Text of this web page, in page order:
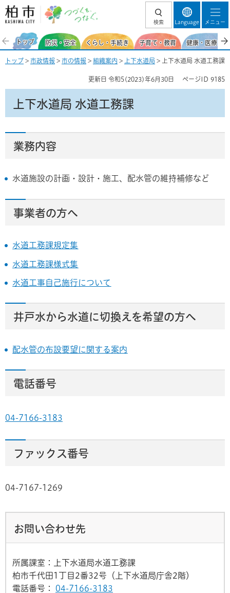
柏市 つづくを、
検索 Language メニュー
トップ 防災・安全 くらし・手続き 子育て・教育 健康・医療・
トップ > 市政情報 > 市の情報 > 組織案内 > 上下水道局 > 上下水道局 水道工務課
更新日 令和5(2023)年6月30日 ページID 9185
上下水道局 水道工務課
業務内容
水道施設の計画・設計・施工、配水管の維持補修など
事業者の方へ
水道工務課規定集
水道工務課様式集
水道工事自己施行について
井戸水から水道に切換えを希望の方へ
配水管の布設要望に関する案内
電話番号
04-7166-3183
ファックス番号
04-7167-1269
お問い合わせ先
所属課室：上下水道局水道工務課
柏市千代田1丁目2番32号（上下水道局庁舎2階）
電話番号：
04-7166-3183